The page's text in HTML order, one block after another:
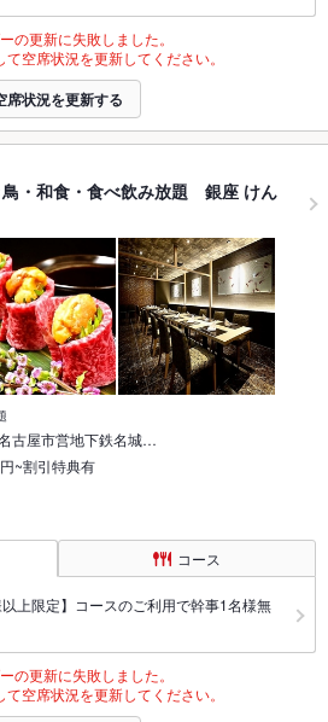
の更新に失敗しました。
空席状況を更新してください。
席状況を更新する
鳥・和食・食べ飲み放題 銀座 けん
古屋市営地下鉄名城…
~割引特典有
コース
上限定】コースのご利用で幹事1名様無
の更新に失敗しました。
空席状況を更新してください。